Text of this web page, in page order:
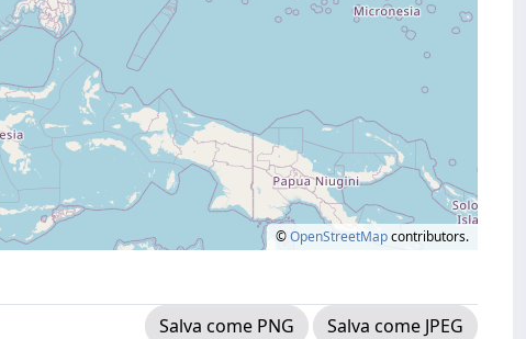
©OpenStreetMapcontributors.
Salva come PNG
Salva come JPEG